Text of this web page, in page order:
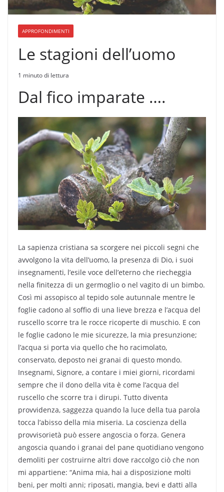
APPROFONDIMENTI
Le stagioni dell’uomo
1 minuto di lettura
Dal fico imparate ….
La sapienza cristiana sa scorgere nei piccoli segni che
avvolgono la vita dell’uomo, la presenza di Dio, i suoi
insegnamenti, l’esile voce dell’eterno che riecheggia
nella finitezza di un germoglio o nel vagito di un bimbo.
Così mi assopisco al tepido sole autunnale mentre le
foglie cadono al soffio di una lieve brezza e l’acqua del
ruscello scorre tra le rocce ricoperte di muschio. E con
le foglie cadono le mie sicurezze, la mia presunzione;
l’acqua si porta via quello che ho racimolato,
conservato, deposto nei granai di questo mondo.
Insegnami, Signore, a contare i miei giorni, ricordami
sempre che il dono della vita è come l’acqua del
ruscello che scorre tra i dirupi. Tutto diventa
provvidenza, saggezza quando la luce della tua parola
tocca l’abisso della mia miseria. La coscienza della
provvisorietà può essere angoscia o forza. Genera
angoscia quando i granai del pane quotidiano vengono
demoliti per costruirne altri dove raccolgo ciò che non
mi appartiene: “Anima mia, hai a disposizione molti
beni, per molti anni; riposati, mangia, bevi e datti alla